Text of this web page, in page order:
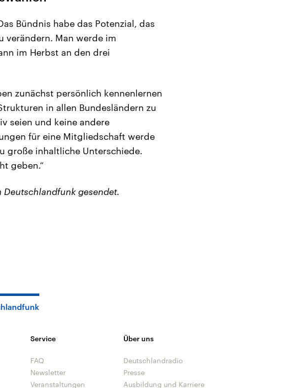
Bündnis habe das Potenzial, das
verändern. Man werde im
im Herbst an den drei
zunächst persönlich kennenlernen
in allen Bundesländern zu
seien und keine andere
für eine Mitgliedschaft werde
große inhaltliche Unterschiede.
geben.“
gesendet.
Service
FAQ
Newsletter
Veranstaltungen
Über uns
Deutschlandradio
Presse
Ausbildung und Karriere